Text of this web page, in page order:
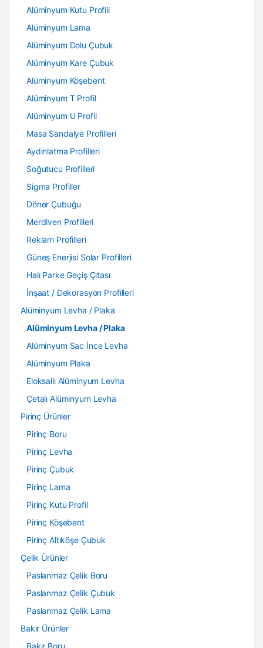
Alüminyum Kutu Profili
Alüminyum Lama
Alüminyum Dolu Çubuk
Alüminyum Kare Çubuk
Alüminyum Köşebent
Alüminyum T Profil
Alüminyum U Profil
Masa Sandalye Profilleri
Aydınlatma Profilleri
Soğutucu Profilleri
Sigma Profiller
Döner Çubuğu
Merdiven Profilleri
Reklam Profilleri
Güneş Enerjisi Solar Profilleri
Halı Parke Geçiş Çıtası
İnşaat / Dekorasyon Profilleri
Alüminyum Levha / Plaka
Alüminyum Levha / Plaka
Alüminyum Sac İnce Levha
Alüminyum Plaka
Eloksallı Alüminyum Levha
Çetalı Alüminyum Levha
Pirinç Ürünler
Pirinç Boru
Pirinç Levha
Pirinç Çubuk
Pirinç Lama
Pirinç Kutu Profil
Pirinç Köşebent
Pirinç Altıköşe Çubuk
Çelik Ürünler
Paslanmaz Çelik Boru
Paslanmaz Çelik Çubuk
Paslanmaz Çelik Lama
Bakır Ürünler
Bakır Boru